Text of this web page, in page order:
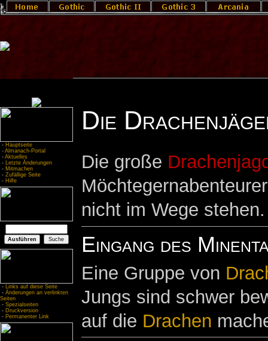
- Hauptseite
- Almanach-Portal
- Aktuelles
- Letzte Änderungen
- Mitmachen
- Zufällige Seite
- Hilfe
- Links auf diese Seite
- Änderungen an verlinkten
Seiten
- Spezialseiten
- Druckversion
- Permanenter Link
Die
Die große
nicht im Wege stehen.
Eingang des
Eine Gruppe von
Jungs sind schwer
auf die Drachen